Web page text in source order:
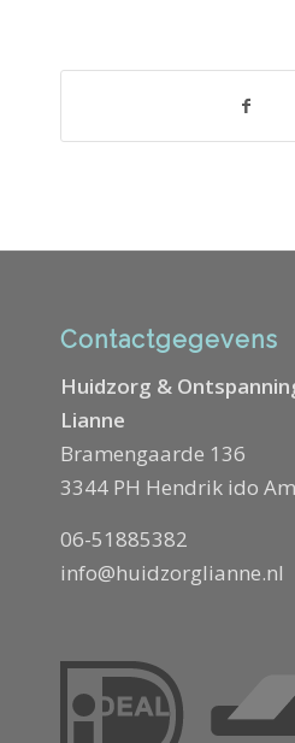
Contactgegevens
Huidzorg &
Lianne
Bramengaarde 136
3344 PH Hendrik ido
06-51885382
info@huidzorglianne.nl